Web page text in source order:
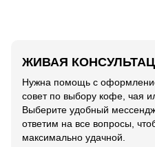
ЖИВАЯ
Нужна помощь с
совет по выбору кофе, чая
Выберите удобный
ответим на все вопросы,
максимально удачной.